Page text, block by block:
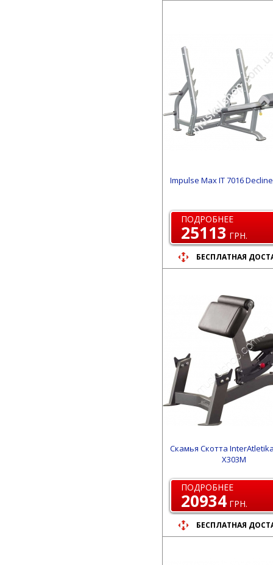
Impulse Max IT 7016
ПОДРОБНЕЕ
25113 ГРН.
БЕСПЛАТНАЯ
Скамья Скотта
X303M
ПОДРОБНЕЕ
20934 ГРН.
БЕСПЛАТНАЯ